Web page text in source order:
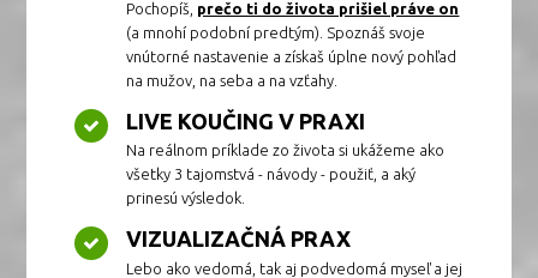
Pochopíš, prečo ti do života prišiel práve on
(a mnohí podobní predtým). Spoznáš svoje
vnútorné nastavenie a získaš úplne nový pohľad
na mužov, na seba a na vzťahy.
LIVE KOUČING V PRAXI
Na reálnom príklade zo života si ukážeme ako
všetky 3 tajomstvá - návody - použiť, a aký
prinesú výsledok.
VIZUALIZAČNÁ PRAX
Lebo ako vedomá, tak aj podvedomá myseľ a jej